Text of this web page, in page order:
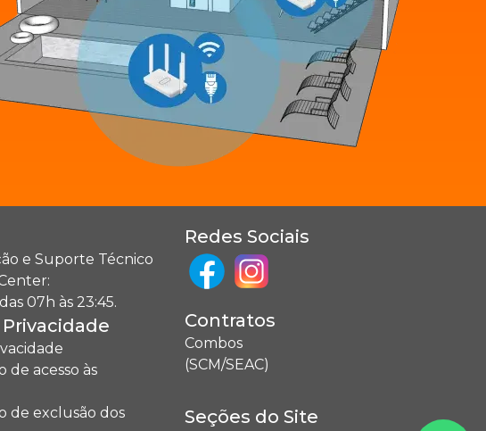
e Suporte Técnico
07h às 23:45.
acesso às
de exclusão dos
Redes Sociais
Contratos
Combos
(SCM/SEAC)
Seções do Site